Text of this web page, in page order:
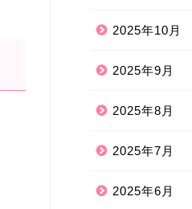
2025年10月
2025年9月
2025年8月
2025年7月
2025年6月